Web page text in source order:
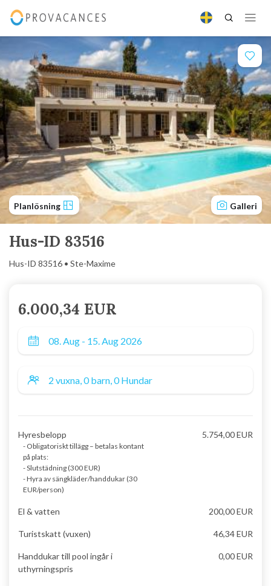
Planlösning Galleri
Hus-ID 83516
Hus-ID 83516 • Ste-Maxime
6.000,34 EUR
Hyresbelopp
- Obligatoriskt tillägg – betalas kontant
på plats:
- Slutstädning (300 EUR)
- Hyra av sängkläder/handdukar (30
EUR/person)
5.754,00 EUR
El & vatten 200,00 EUR
Turistskatt (vuxen) 46,34 EUR
Handdukar till pool ingår i
uthyrningspris
0,00 EUR